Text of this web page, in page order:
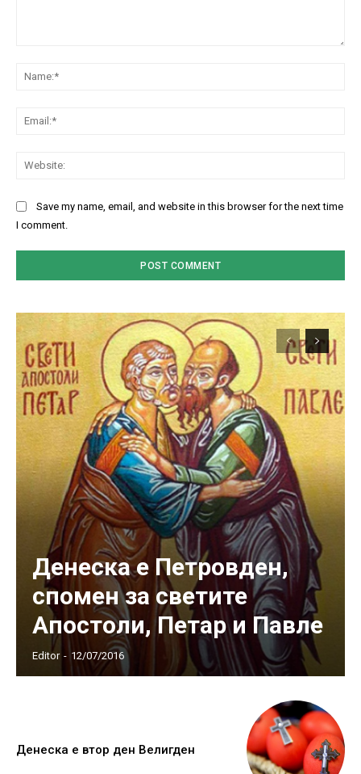
Save my name, email, and website in this browser for the next time
I comment.
Денеска е Петровден,
спомен за светите
Апостоли, Петар и Павле
Editor - 12/07/2016
Денеска е втор ден Велигден